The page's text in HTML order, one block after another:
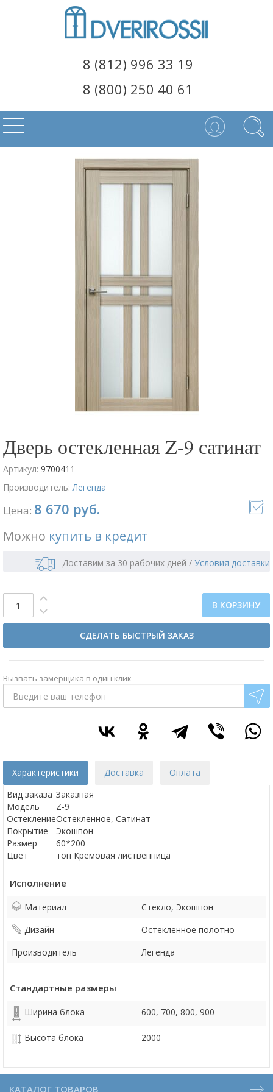
8 (812) 996 33 19
8 (800) 250 40 61
Дверь остекленная Z-9 сатинат
Артикул: 9700411
Производитель:Легенда
Цена: 8 670 руб.
Можно купить в кредит
Доставим за 30 рабочих дней / Условия доставки
В КОРЗИНУ
СДЕЛАТЬ БЫСТРЫЙ ЗАКАЗ
Вызвать замерщика в один клик
Характеристики Доставка
Оплата
Вид заказа Заказная
Модель
Z-9
ОстеклениеОстекленное, Сатинат
Покрытие
Экошпон
Размер
60*200
Цвет
тон Кремовая лиственница
Исполнение
Материал
Стекло, Экошпон
Дизайн
Остеклённое полотно
Производитель
Легенда
Стандартные размеры
Ширина блока 600, 700, 800, 900
Высота блока 2000
КАТАЛОГ ТОВАРОВ